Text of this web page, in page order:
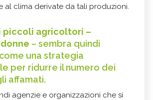
al clima derivate da tali produzioni.
piccoli agricoltori –
– sembra quindi
una strategia
per ridurre il numero dei
affamati.
agenzie e organizzazioni che si